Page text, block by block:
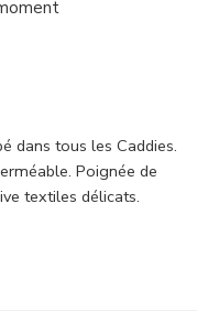
dans tous les Caddies.
Poignée de
textiles délicats.